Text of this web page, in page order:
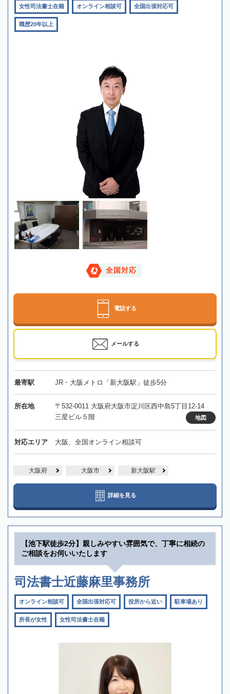
女性司法書士在籍 オンライン相談可 全国出張対応可
職歴20年以上
全国対応
電話する
メールする
最寄駅 JR・大阪メトロ「新大阪駅」徒歩5分
所在地
〒532-0011 大阪府大阪市淀川区西中島5丁目12-14
三星ビル５階
地図
対応エリア 大阪、全国オンライン相談可
大阪府 大阪市 新大阪駅
詳細を見る
【池下駅徒歩2分】親しみやすい雰囲気で、丁寧に相続の
ご相談をお伺いいたします
司法書士近藤麻里事務所
オンライン相談可 全国出張対応可 役所から近い 駐車場あり
所長が女性 女性司法書士在籍